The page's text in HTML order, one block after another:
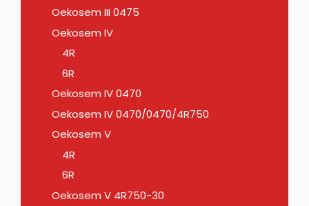
Oekosem III 0475
Oekosem IV
4R
6R
Oekosem IV 0470
Oekosem IV 0470/0470/4R750
Oekosem V
4R
6R
Oekosem V 4R750-30